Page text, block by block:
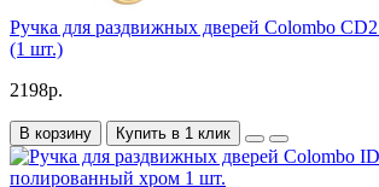
Ручка для раздвижных дверей Colombo
(1 шт.)
2198р.
В корзину Купить в 1 клик